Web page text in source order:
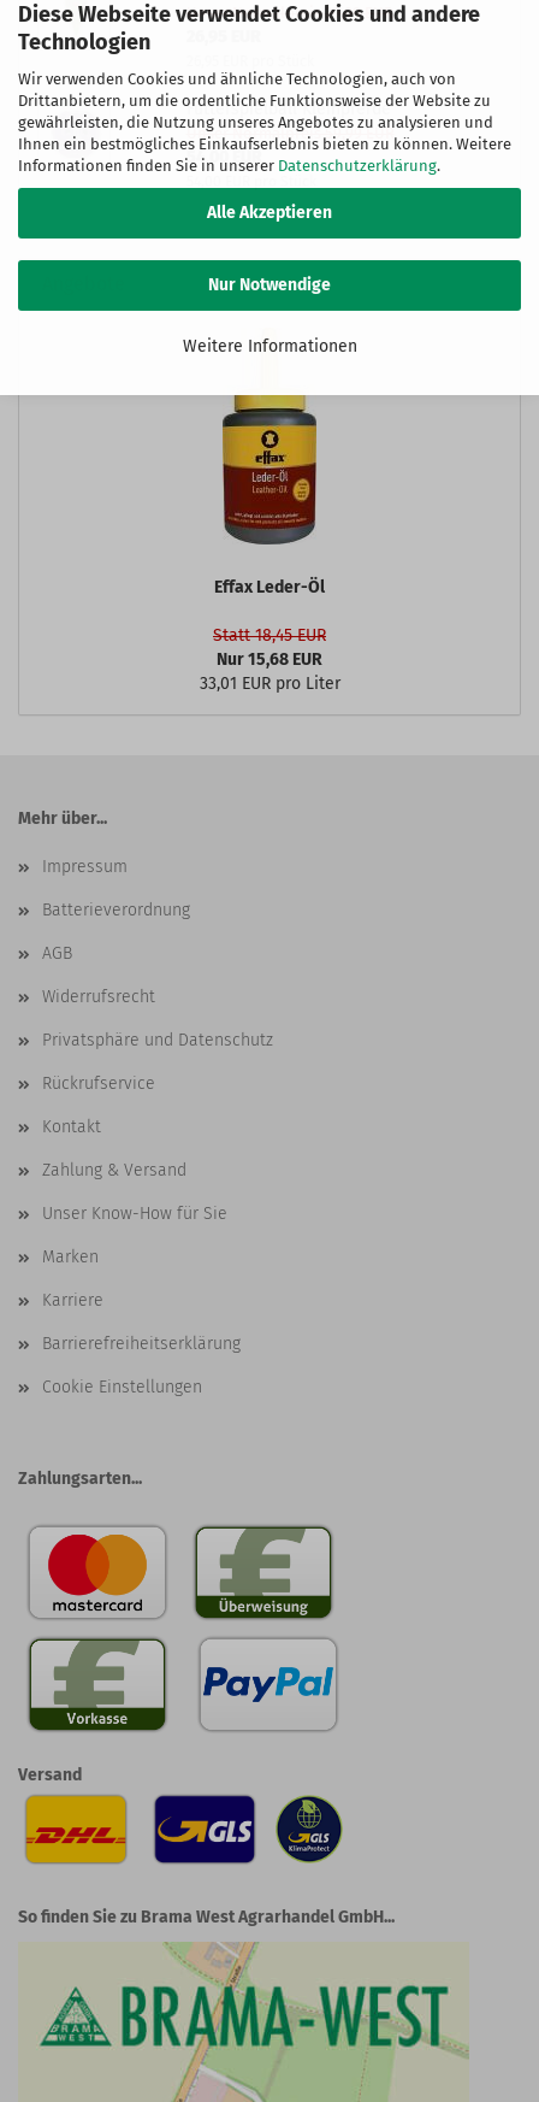
Diese Webseite verwendet Cookies und andere
Technologien
Wir verwenden Cookies und ähnliche Technologien, auch von
Drittanbietern, um die ordentliche Funktionsweise der Website zu
gewährleisten, die Nutzung unseres Angebotes zu analysieren und
Ihnen ein bestmögliches Einkaufserlebnis bieten zu können. Weitere
Informationen finden Sie in unserer Datenschutzerklärung.
Alle Akzeptieren
Nur Notwendige
Weitere Informationen
Unser Normalpreis 29,99 EUR
Futterspielball Kleinpferde
Unser Normalpreis 59,99 EUR
54,00 EUR
Effax Leder-Öl
Statt 18,45 EUR
Nur 15,68 EUR
33,01 EUR pro Liter
Mehr über...
Impressum
Batterieverordnung
AGB
Widerrufsrecht
Privatsphäre und Datenschutz
Rückrufservice
Kontakt
Zahlung & Versand
Unser Know-How für Sie
Marken
Karriere
Barrierefreiheitserklärung
Cookie Einstellungen
Zahlungsarten...
Versand
So finden Sie zu Brama West Agrarhandel GmbH...